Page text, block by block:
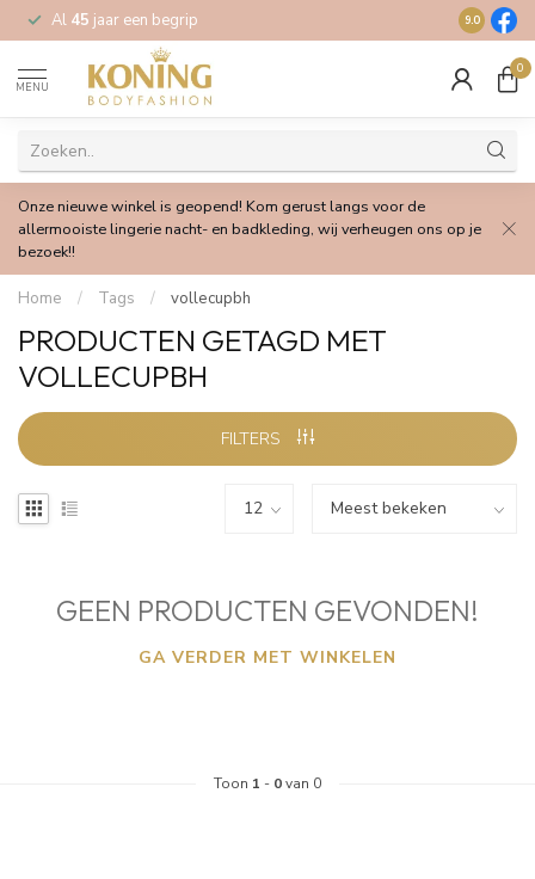
Al 45 jaar een begrip Gratis
9.0
MENU
0
Onze nieuwe winkel is geopend! Kom gerust langs voor de
allermooiste lingerie nacht- en badkleding, wij verheugen ons op je
bezoek!!
Home / Tags / vollecupbh
PRODUCTEN GETAGD MET
VOLLECUPBH
FILTERS
GEEN PRODUCTEN GEVONDEN!
GA VERDER MET WINKELEN
Toon 1 - 0van 0